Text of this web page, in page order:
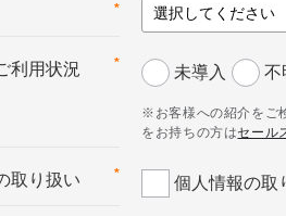
*
*
利用状況 未導入 不
※お客様への紹介をご
をお持ちの方はセール
*
取り扱い 個人情報の取